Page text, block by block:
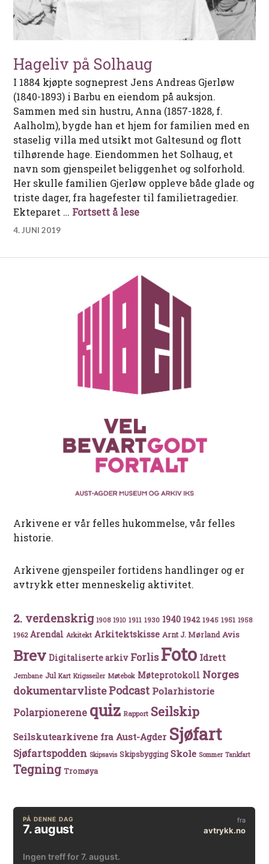
Hageliv på Solhaug
I 1884 kjøpte sogneprest Jens Andreas Gjerløw
(1840-1893) i Barbu en eiendom på auksjon.
Sammen med sin hustru, Anna (1857-1828, f.
Aalholm), bygde han et hjem for familien med en
staselig villa med utsikt mot Galtesund og flott
tilhørende hage. Eiendommen het Solhaug, et
navn som gjenspeilet beliggenhet og solforhold.
Her skulle familien Gjerløw oppleve både glade og
triste dager, fra hagefester til familietragedier.
Ekteparet … Fortsett å leseHageliv på Solhaug
4. JUNI 2019
Arkivene er vår felles hukommelse, vår felles
historie.
Arkivene gjenspeiler fortidens handlinger og er
avtrykk etter menneskelig aktivitet.
2. verdenskrig 1908 1910 1911 1930 1940 1942 1945 1951 1958
1962 Arendal Arkitekt Arkitektskisse Arnt J. Mørland Avis
Brev Digitaliserte arkiv Forlis Foto Idrett
Jernbane Jul Kart Krigsseiler Møtebok Møteprotokoll Norges
dokumentarvlistePodcast Polarhistorie
Polarpionerene quiz Rapport Seilskip
Seilskutearkivene fra Aust-Agder Sjøfart
Sjøfartspodden Skipsavis Skipsbygging Skole Sommer Tankfart
Tegning Tromøya